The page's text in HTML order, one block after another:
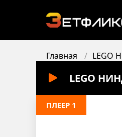
Главная LEGO
LEGO
ПЛЕЕР 1